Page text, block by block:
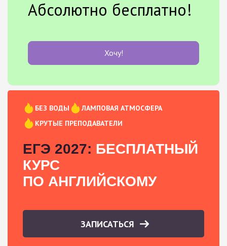
Абсолютно бесплатно!
Хочу!
БЕЗ ВОДЫ
ЛАМПОВАЯ АТМОСФЕРА
КРУТЫЕ ПРЕПОДАВАТЕЛИ
ЕГЭ 2027: БЕСПЛАТНЫЙ
КУРС
ПО АНГЛИЙСКОМУ
ЗАПИСАТЬСЯ